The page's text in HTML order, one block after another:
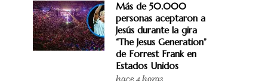
Más de 50.000
personas aceptaron a
Jesús durante la gira
“The Jesus Generation”
de Forrest Frank en
Estados Unidos